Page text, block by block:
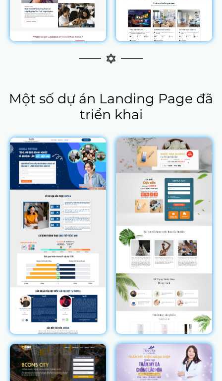
Một số dự án Landing Page đã
triển khai